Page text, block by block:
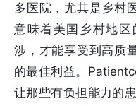
多医院，尤其是乡村
意味着美国乡村地
涉，才能享受到高质
的最佳利益。
让那些有负担能力的